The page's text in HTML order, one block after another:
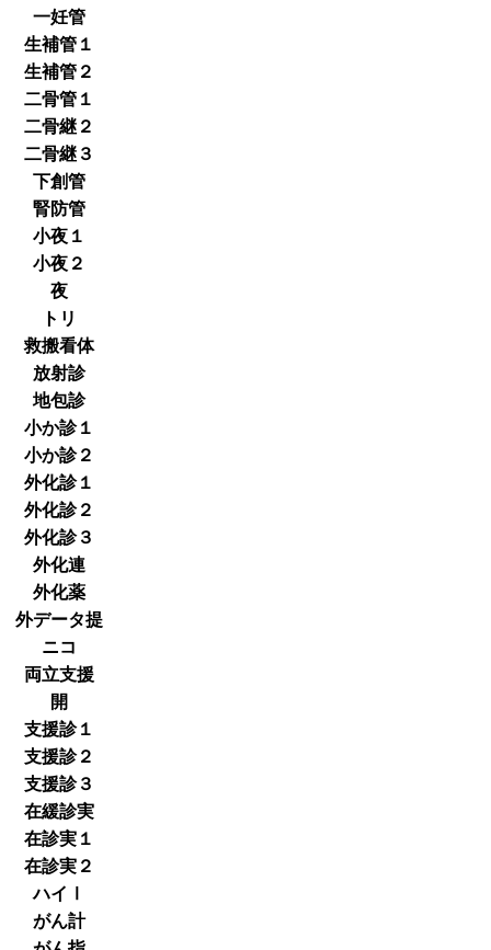
一妊管
生補管１
生補管２
二骨管１
二骨継２
二骨継３
下創管
腎防管
小夜１
小夜２
夜
トリ
救搬看体
放射診
地包診
小か診１
小か診２
外化診１
外化診２
外化診３
外化連
外化薬
外データ提
ニコ
両立支援
開
支援診１
支援診２
支援診３
在緩診実
在診実１
在診実２
ハイⅠ
がん計